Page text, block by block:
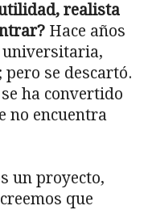
realista
Hace años
universitaria,
se descartó.
ha convertido
no encuentra
un proyecto,
que